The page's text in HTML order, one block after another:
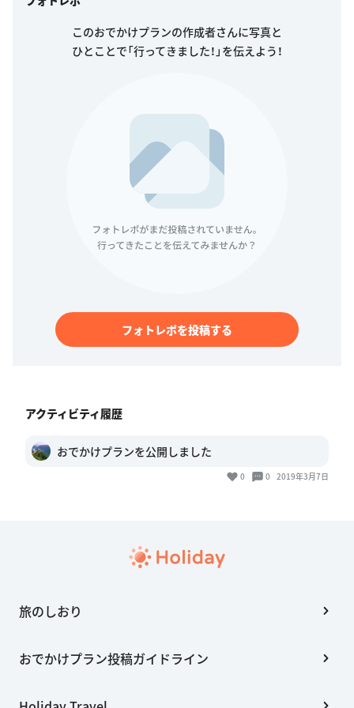
このおでかけプランの作成者さんに写真と
ひとことで「行ってきました！」を伝えよう！
フォトレポを投稿する
アクティビティ履歴
おでかけプランを公開しました
0 0 2019年3月7日
旅のしおり
おでかけプラン投稿ガイドライン